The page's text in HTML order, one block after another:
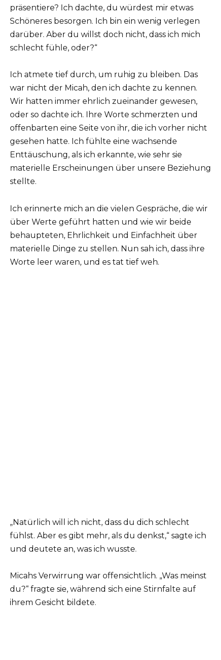
präsentiere? Ich dachte, du würdest mir etwas
Schöneres besorgen. Ich bin ein wenig verlegen
darüber. Aber du willst doch nicht, dass ich mich
schlecht fühle, oder?“
Ich atmete tief durch, um ruhig zu bleiben. Das
war nicht der Micah, den ich dachte zu kennen.
Wir hatten immer ehrlich zueinander gewesen,
oder so dachte ich. Ihre Worte schmerzten und
offenbarten eine Seite von ihr, die ich vorher nicht
gesehen hatte. Ich fühlte eine wachsende
Enttäuschung, als ich erkannte, wie sehr sie
materielle Erscheinungen über unsere Beziehung
stellte.
Ich erinnerte mich an die vielen Gespräche, die wir
über Werte geführt hatten und wie wir beide
behaupteten, Ehrlichkeit und Einfachheit über
materielle Dinge zu stellen. Nun sah ich, dass ihre
Worte leer waren, und es tat tief weh.
„Natürlich will ich nicht, dass du dich schlecht
fühlst. Aber es gibt mehr, als du denkst,“ sagte ich
und deutete an, was ich wusste.
Micahs Verwirrung war offensichtlich. „Was meinst
du?“ fragte sie, während sich eine Stirnfalte auf
ihrem Gesicht bildete.